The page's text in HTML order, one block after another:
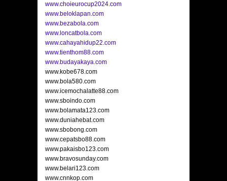
www.choieurocup2024.com
www.beloklapan.com
www.bezabola.com
www.loncatbola.com
www.cahayahidup22.com
www.tienthom88.com
www.budayakaya.com
www.kobe678.com
www.bola580.com
www.icemochalatte88.com
www.sboindo.com
www.bolamata123.com
www.duniahebat.com
www.sbobong.com
www.cepatsbo88.com
www.pakaisbo123.com
www.bravosunday.com
www.belari123.com
www.cnnkop.com